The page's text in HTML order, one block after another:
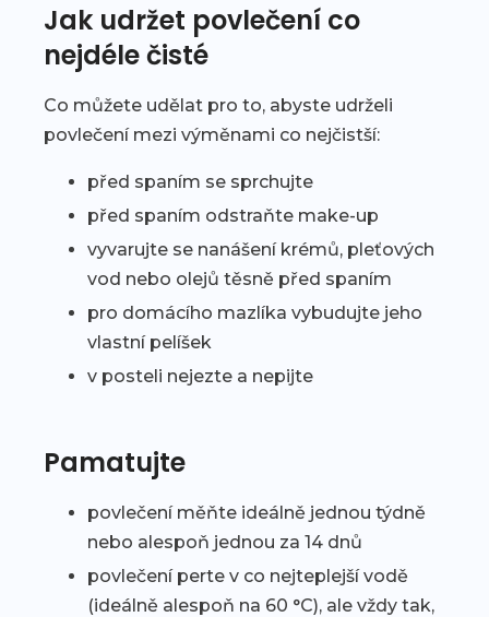
Jak udržet povlečení co
nejdéle čisté
Co můžete udělat pro to, abyste udrželi
povlečení mezi výměnami co nejčistší:
před spaním se sprchujte
před spaním odstraňte make-up
vyvarujte se nanášení krémů, pleťových
vod nebo olejů těsně před spaním
pro domácího mazlíka vybudujte jeho
vlastní pelíšek
v posteli nejezte a nepijte
Pamatujte
povlečení měňte ideálně jednou týdně
nebo alespoň jednou za 14 dnů
povlečení perte v co nejteplejší vodě
(ideálně alespoň na 60 °C), ale vždy tak,